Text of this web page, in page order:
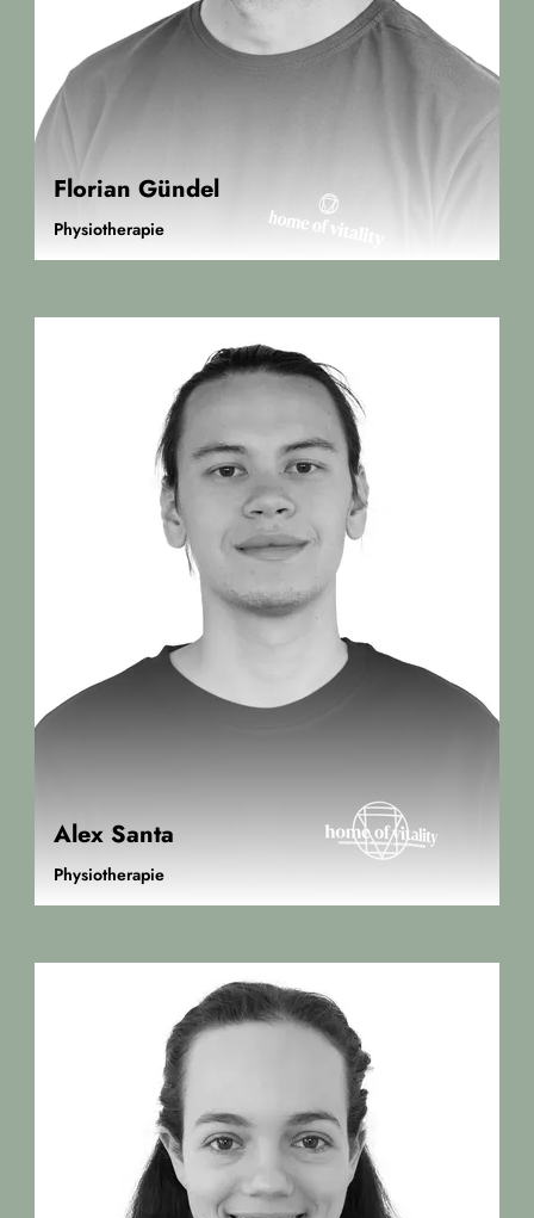
Florian Gündel
Physiotherapie
Alex Santa
Physiotherapie